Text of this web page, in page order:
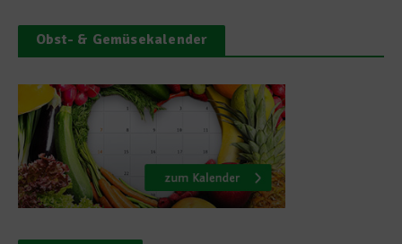
Obst- & Gemüsekalender